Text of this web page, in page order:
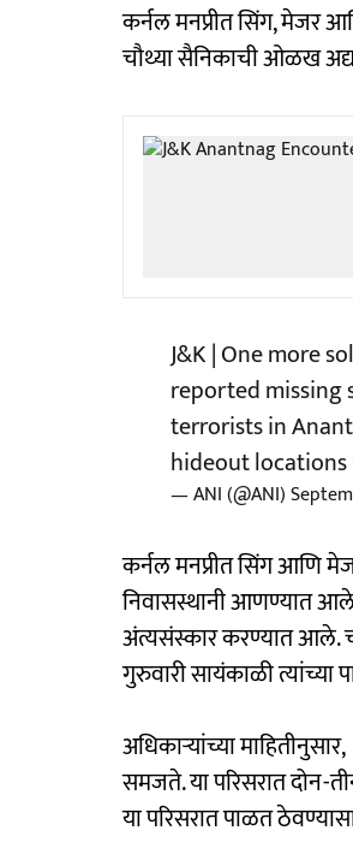
कर्नल मनप्रीत सिंग, मेजर
चौथ्या सैनिकाची ओळख
J&K | One more
reported missing
terrorists in
hideout locations
— ANI (@ANI)
कर्नल मनप्रीत सिंग आणि
निवासस्थानी आणण्यात आले.
अंत्यसंस्कार करण्यात आले.
गुरुवारी सायंकाळी त्यांच्या
अधिकाऱ्यांच्या
समजते. या परिसरात दोन-
या परिसरात पाळत